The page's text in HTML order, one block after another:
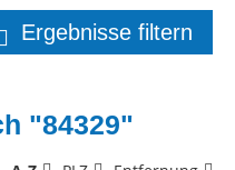
Ergebnisse filtern
"84329"